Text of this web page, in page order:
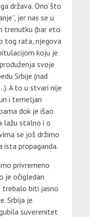
država. Ono što
jer nas se u
trenutku (bar eto
tog rata, njegova
koju je
svoje
Srbije (nad
A to u stvari nije
i temeljan
dok je išao
lažu stalno i o
se još držimo
ista propaganda.
privremeno
je očigledan
trebalo biti jasno
Srbija je
suverenitet